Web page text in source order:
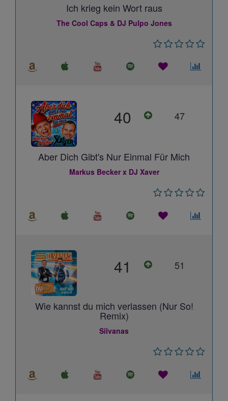
Ich krieg kein Wort raus
The Cool Caps & DJ Pulpo Jones
40 47
Aber Dich Gibt's Nur Einmal Für Mich
Markus Becker x DJ Xaver
41 51
Wie kannst du mich verlassen (Nur So!
Remix)
Silvanas